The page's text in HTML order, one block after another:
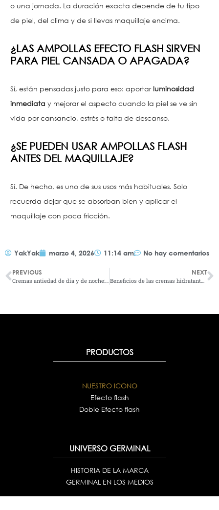
o una jornada. La duración exacta depende de tu tipo
de piel, del clima y de si llevas maquillaje encima.
¿LAS AMPOLLAS EFECTO FLASH SIRVEN
PARA PIEL CANSADA O APAGADA?
Sí, están pensadas justo para eso: aportar luminosidad
inmediata y mejorar el aspecto cuando la piel se ve sin
vida por cansancio, estrés o falta de descanso.
¿SE PUEDEN USAR AMPOLLAS FLASH
ANTES DEL MAQUILLAJE?
Sí. De hecho, es uno de sus usos más habituales. Solo
recuerda dejar que se absorban bien y aplicar el
maquillaje con poca fricción.
YakYak marzo 4, 2026 11:14 am No hay comentarios
PREVIOUS
Cremas antiedad de día y de noche: ¿por qué necesitas ambas?
NEXT
Beneficios de las cremas hidratantes faciales: Cómo conseguir una piel radiante y suave en solo 7 días
PRODUCTOS
NUESTRO ICONO
Efecto flash
Doble Efecto flash
UNIVERSO GERMINAL
HISTORIA DE LA MARCA
GERMINAL EN LOS MEDIOS